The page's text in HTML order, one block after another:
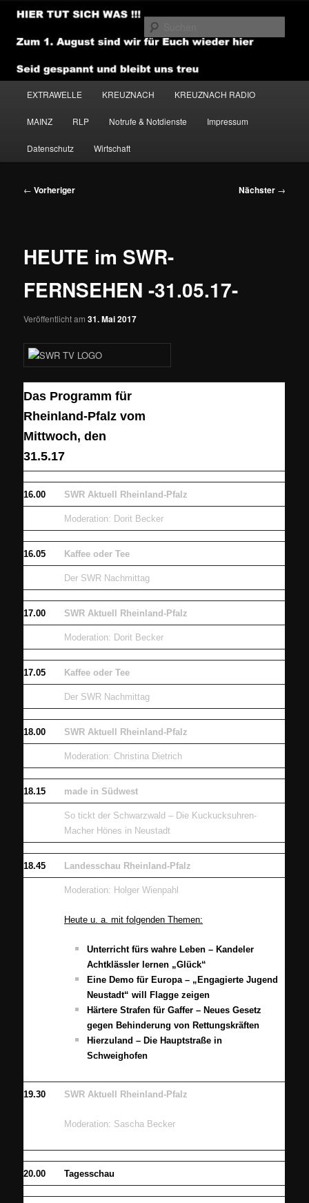
Zum
primären
Inhalt
NEWSHOUSE.MEDIA
EXTRAWELLE KREUZNACH KREUZNACH RADIO
MAINZ RLP Notrufe & Notdienste Impressum
Datenschutz Wirtschaft
Beitragsnavigation
← Vorheriger Nächster →
HEUTE im SWR-
FERNSEHEN -31.05.17-
Veröffentlicht am31. Mai 2017
Das Programm für
Rheinland-Pfalz vom
Mittwoch, den
31.5.17
16.00 SWR Aktuell Rheinland-Pfalz
Moderation: Dorit Becker
16.05 Kaffee oder Tee
Der SWR Nachmittag
17.00 SWR Aktuell Rheinland-Pfalz
Moderation: Dorit Becker
17.05 Kaffee oder Tee
Der SWR Nachmittag
18.00 SWR Aktuell Rheinland-Pfalz
Moderation: Christina Dietrich
18.15 made in Südwest
So tickt der Schwarzwald – Die Kuckucksuhren-
Macher Hönes in Neustadt
18.45 Landesschau Rheinland-Pfalz
Moderation: Holger Wienpahl
Heute u. a. mit folgenden Themen:
Unterricht fürs wahre Leben – Kandeler
Achtklässler lernen „Glück“
Eine Demo für Europa – „Engagierte Jugend
Neustadt“ will Flagge zeigen
Härtere Strafen für Gaffer – Neues Gesetz
gegen Behinderung von Rettungskräften
Hierzuland – Die Hauptstraße in
Schweighofen
19.30 SWR Aktuell Rheinland-Pfalz
Moderation: Sascha Becker
20.00 Tagesschau